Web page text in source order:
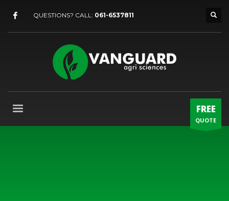
QUESTIONS? CALL: 061-6537811
FREE
QUOTE